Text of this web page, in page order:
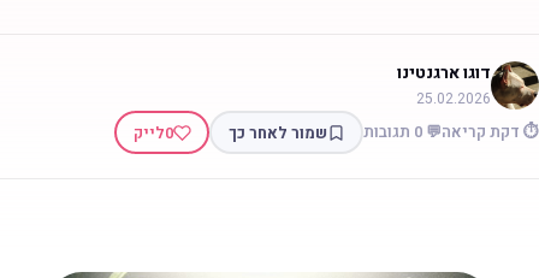
דוגו ארגנטינו
25.02.2026
דקת קריאה💬 0 תגובות שמור לאחר כך 0לייק